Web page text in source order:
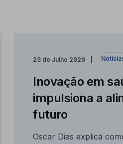
23 de Julho 2026
Inovação em
impulsiona a
futuro
Oscar Dias explica